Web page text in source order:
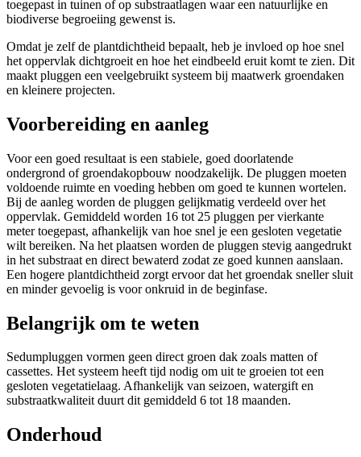
toegepast in tuinen of op substraatlagen waar een natuurlijke en
biodiverse begroeiing gewenst is.
Omdat je zelf de plantdichtheid bepaalt, heb je invloed op hoe snel
het oppervlak dichtgroeit en hoe het eindbeeld eruit komt te zien. Dit
maakt pluggen een veelgebruikt systeem bij maatwerk groendaken
en kleinere projecten.
Voorbereiding en aanleg
Voor een goed resultaat is een stabiele, goed doorlatende
ondergrond of groendakopbouw noodzakelijk. De pluggen moeten
voldoende ruimte en voeding hebben om goed te kunnen wortelen.
Bij de aanleg worden de pluggen gelijkmatig verdeeld over het
oppervlak. Gemiddeld worden 16 tot 25 pluggen per vierkante
meter toegepast, afhankelijk van hoe snel je een gesloten vegetatie
wilt bereiken. Na het plaatsen worden de pluggen stevig aangedrukt
in het substraat en direct bewaterd zodat ze goed kunnen aanslaan.
Een hogere plantdichtheid zorgt ervoor dat het groendak sneller sluit
en minder gevoelig is voor onkruid in de beginfase.
Belangrijk om te weten
Sedumpluggen vormen geen direct groen dak zoals matten of
cassettes. Het systeem heeft tijd nodig om uit te groeien tot een
gesloten vegetatielaag. Afhankelijk van seizoen, watergift en
substraatkwaliteit duurt dit gemiddeld 6 tot 18 maanden.
Onderhoud